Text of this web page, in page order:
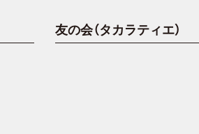
友の会（タカラティエ）